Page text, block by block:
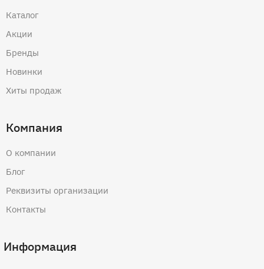
Каталог
Акции
Бренды
Новинки
Хиты продаж
Компания
О компании
Блог
Реквизиты организации
Контакты
Информация